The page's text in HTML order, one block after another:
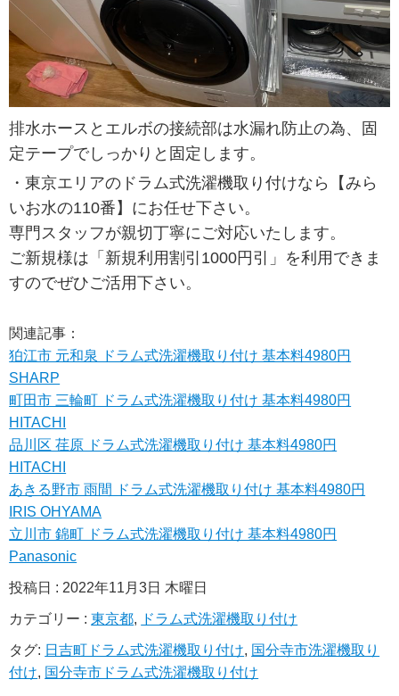
排水ホースとエルボの接続部は水漏れ防止の為、固
定テープでしっかりと固定します。
・東京エリアのドラム式洗濯機取り付けなら【みら
いお水の110番】にお任せ下さい。
専門スタッフが親切丁寧にご対応いたします。
ご新規様は「新規利用割引1000円引」を利用できま
すのでぜひご活用下さい。
関連記事：
狛江市 元和泉 ドラム式洗濯機取り付け 基本料4980円
SHARP
町田市 三輪町 ドラム式洗濯機取り付け 基本料4980円
HITACHI
品川区 荏原 ドラム式洗濯機取り付け 基本料4980円
HITACHI
あきる野市 雨間 ドラム式洗濯機取り付け 基本料4980円
IRIS OHYAMA
立川市 錦町 ドラム式洗濯機取り付け 基本料4980円
Panasonic
投稿日 : 2022年11月3日 木曜日
カテゴリー :東京都, ドラム式洗濯機取り付け
タグ: 日吉町ドラム式洗濯機取り付け, 国分寺市洗濯機取り
付け, 国分寺市ドラム式洗濯機取り付け